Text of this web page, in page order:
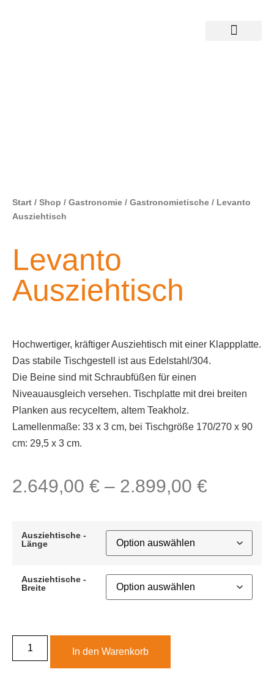
Start / Shop / Gastronomie / Gastronomietische / Levanto
Ausziehtisch
Levanto
Ausziehtisch
Hochwertiger, kräftiger Ausziehtisch mit einer Klappplatte.
Das stabile Tischgestell ist aus Edelstahl/304.
Die Beine sind mit Schraubfüßen für einen
Niveauausgleich versehen. Tischplatte mit drei breiten
Planken aus recyceltem, altem Teakholz.
Lamellenmaße: 33 x 3 cm, bei Tischgröße 170/270 x 90
cm: 29,5 x 3 cm.
2.649,00 € – 2.899,00 €
Ausziehtische -
Länge
Ausziehtische -
Breite
In den Warenkorb